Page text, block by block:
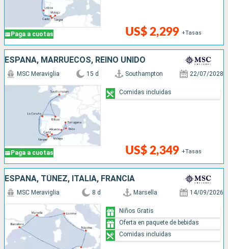
Paga a cuotas US$ 2,299 +Tasas
ESPAÑA, MARRUECOS, REINO UNIDO
Paga a cuotas
MSC Meraviglia 15 d Southampton 22/07/2028
US$ 2,349 +Tasas
Comidas incluidas
ESPAÑA, TÚNEZ, ITALIA, FRANCIA
MSC Meraviglia 8 d Marsella 14/09/2026
Niños Gratis
Oferta en paquete de bebidas
Comidas incluidas